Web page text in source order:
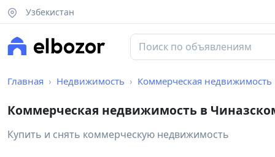
Узбекистан
Главная Недвижимость Коммерческая недвижимость
Коммерческая недвижимость в
Купить и снять коммерческую недвижимость